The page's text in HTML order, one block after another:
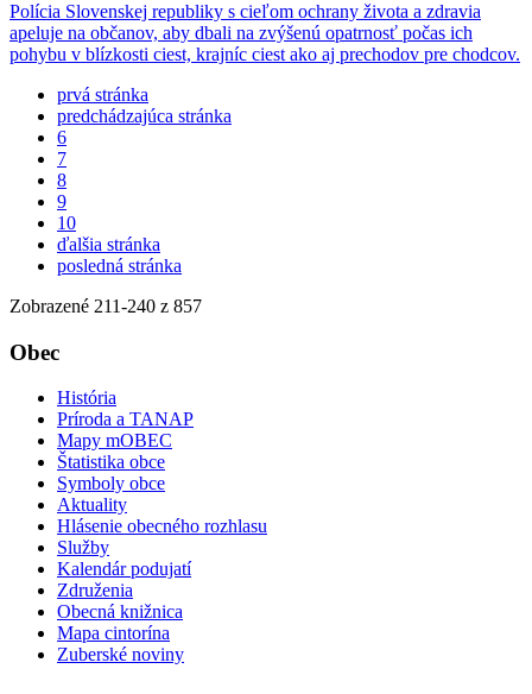
Polícia Slovenskej republiky s cieľom ochrany života a zdravia
apeluje na občanov, aby dbali na zvýšenú opatrnosť počas ich
pohybu v blízkosti ciest, krajníc ciest ako aj prechodov pre chodcov.
prvá stránka
predchádzajúca stránka
6
7
8
9
10
ďalšia stránka
posledná stránka
Zobrazené 211-240 z 857
Obec
História
Príroda a TANAP
Mapy mOBEC
Štatistika obce
Symboly obce
Aktuality
Hlásenie obecného rozhlasu
Služby
Kalendár podujatí
Združenia
Obecná knižnica
Mapa cintorína
Zuberské noviny